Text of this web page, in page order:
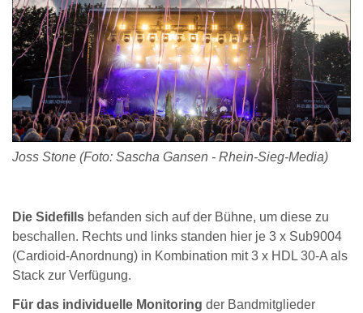
Joss Stone (Foto: Sascha Gansen - Rhein-Sieg-Media)
Die Sidefills befanden sich auf der Bühne, um diese zu
beschallen. Rechts und links standen hier je 3 x Sub9004
(Cardioid-Anordnung) in Kombination mit 3 x HDL 30-A als
Stack zur Verfügung.
Für das individuelle Monitoring der Bandmitglieder